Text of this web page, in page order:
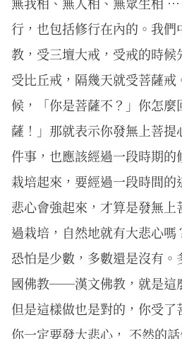
行，也包括修行在內的。我
教，受三壇大戒，受戒的時
受比丘戒，隔幾天就受菩薩
候，「你是菩薩不？」你怎
薩！」那就表示你發無上菩
件事，也應該經過一段時期
栽培起來，要經過一段時間
悲心會強起來，才算是發無
過栽培，自然地就有大悲心
恐怕是少數，多數還是沒有
國佛教──漢文佛教，就是這
但是這樣做也是對的，你受了
你一定要發大悲心， 不然的